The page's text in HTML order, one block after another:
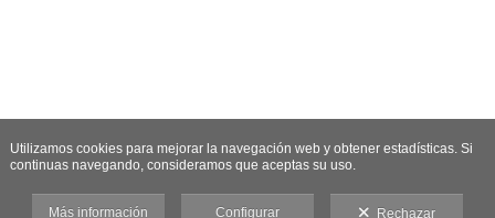
Utilizamos cookies para mejorar la navegación web y obtener estadísticas. Si
continuas navegando, consideramos que aceptas su uso.
Más información Configurar Rechazar